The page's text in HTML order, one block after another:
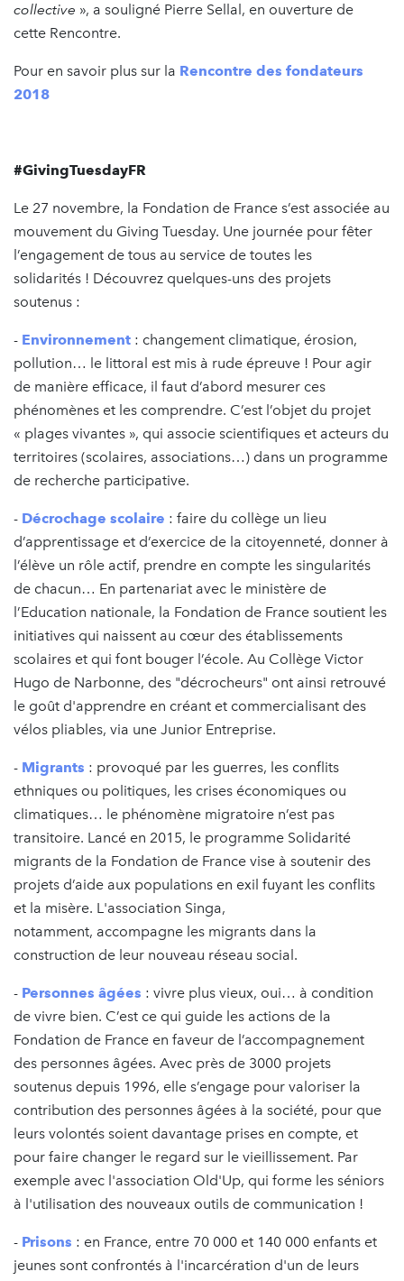
collective », a souligné Pierre Sellal, en ouverture de
cette Rencontre.
Pour en savoir plus sur la Rencontre des fondateurs
2018
#GivingTuesdayFR
Le 27 novembre, la Fondation de France s’est associée au
mouvement du Giving Tuesday. Une journée pour fêter
l’engagement de tous au service de toutes les
solidarités ! Découvrez quelques-uns des projets
soutenus :
- Environnement : changement climatique, érosion,
pollution… le littoral est mis à rude épreuve ! Pour agir
de manière efficace, il faut d’abord mesurer ces
phénomènes et les comprendre. C’est l’objet du projet
« plages vivantes », qui associe scientifiques et acteurs du
territoires (scolaires, associations…) dans un programme
de recherche participative.
- Décrochage scolaire : faire du collège un lieu
d’apprentissage et d’exercice de la citoyenneté, donner à
l’élève un rôle actif, prendre en compte les singularités
de chacun… En partenariat avec le ministère de
l’Education nationale, la Fondation de France soutient les
initiatives qui naissent au cœur des établissements
scolaires et qui font bouger l’école. Au Collège Victor
Hugo de Narbonne, des "décrocheurs" ont ainsi retrouvé
le goût d'apprendre en créant et commercialisant des
vélos pliables, via une Junior Entreprise.
- Migrants : provoqué par les guerres, les conflits
ethniques ou politiques, les crises économiques ou
climatiques… le phénomène migratoire n’est pas
transitoire. Lancé en 2015, le programme Solidarité
migrants de la Fondation de France vise à soutenir des
projets d’aide aux populations en exil fuyant les conflits
et la misère. L'association Singa,
notamment, accompagne les migrants dans la
construction de leur nouveau réseau social.
- Personnes âgées : vivre plus vieux, oui… à condition
de vivre bien. C’est ce qui guide les actions de la
Fondation de France en faveur de l’accompagnement
des personnes âgées. Avec près de 3000 projets
soutenus depuis 1996, elle s’engage pour valoriser la
contribution des personnes âgées à la société, pour que
leurs volontés soient davantage prises en compte, et
pour faire changer le regard sur le vieillissement. Par
exemple avec l'association Old'Up, qui forme les séniors
à l'utilisation des nouveaux outils de communication !
- Prisons : en France, entre 70 000 et 140 000 enfants et
jeunes sont confrontés à l'incarcération d'un de leurs